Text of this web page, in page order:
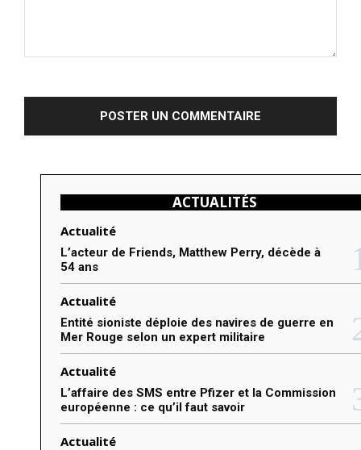
m
ACTUALITÉS
Actualité
L’acteur de Friends, Matthew Perry, décède à
54 ans
Actualité
Entité sioniste déploie des navires de guerre en
Mer Rouge selon un expert militaire
Actualité
L’affaire des SMS entre Pfizer et la Commission
européenne : ce qu’il faut savoir
Actualité